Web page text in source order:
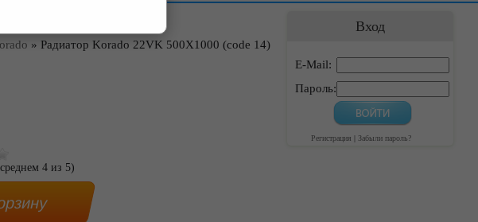
» Радиатор Korado 22VK 500X1000 (code 14)
4 из 5)
Вход
E-Mail:
Пароль:
Регистрация Забыли пароль?